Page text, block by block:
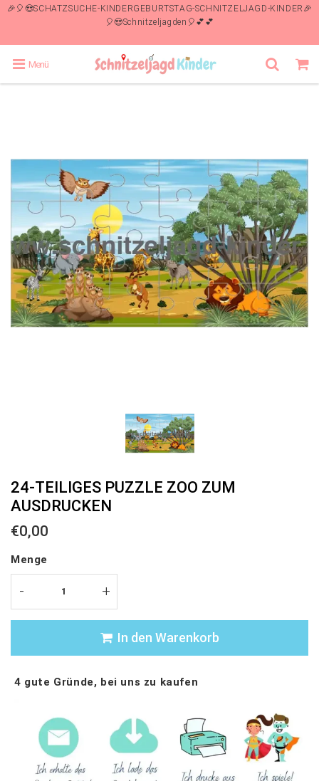
🎉🎈😍SCHATZSUCHE-KINDERGEBURTSTAG-SCHNITZELJAGD-KINDER🎉
🎈😍Schnitzeljagden🎈💕💕
Menü
24-TEILIGES PUZZLE ZOO ZUM
AUSDRUCKEN
€0,00
price
Menge
- +
In den Warenkorb
4 gute Gründe, bei uns zu kaufen